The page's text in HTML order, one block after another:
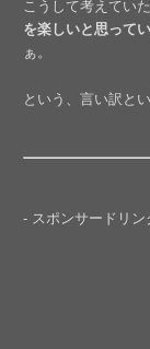
こうして考えてい
を楽しいと思って
ぁ。
という、言い訳と
- スポンサードリン